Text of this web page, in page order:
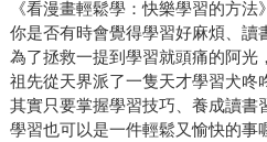
《看漫畫輕鬆學：快樂學習的方法》
你是否有時會覺得學習好麻煩、讀
為了拯救一提到學習就頭痛的阿光，
祖先從天界派了一隻天才學習犬咚
其實只要掌握學習技巧、養成讀書
學習也可以是一件輕鬆又愉快的事